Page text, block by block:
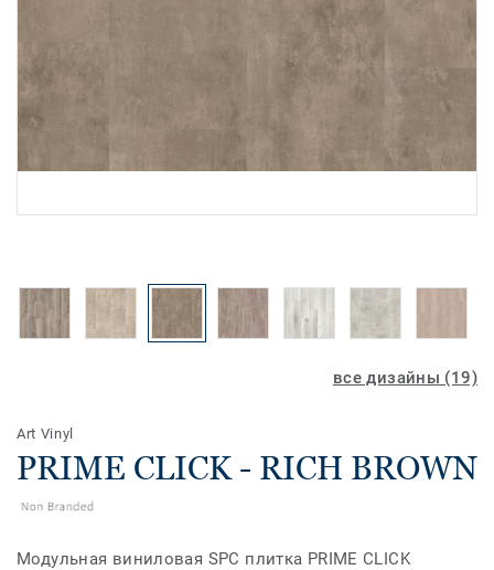
все дизайны (19)
Art Vinyl
PRIME CLICK - RICH BROWN
Модульная виниловая SPC плитка PRIME CLICK